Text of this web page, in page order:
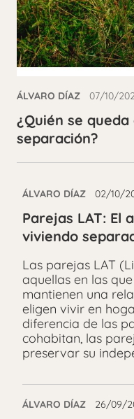
ÁLVARO DÍAZ 07/10/
¿Quién se
separación?
ÁLVARO DÍAZ 02/10/
Parejas LAT: El
viviendo
Las parejas LAT
aquellas en las
mantienen una
eligen vivir en
diferencia de las
cohabitan, las
preservar su
ÁLVARO DÍAZ 26/09/